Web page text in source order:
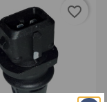
favorite_border